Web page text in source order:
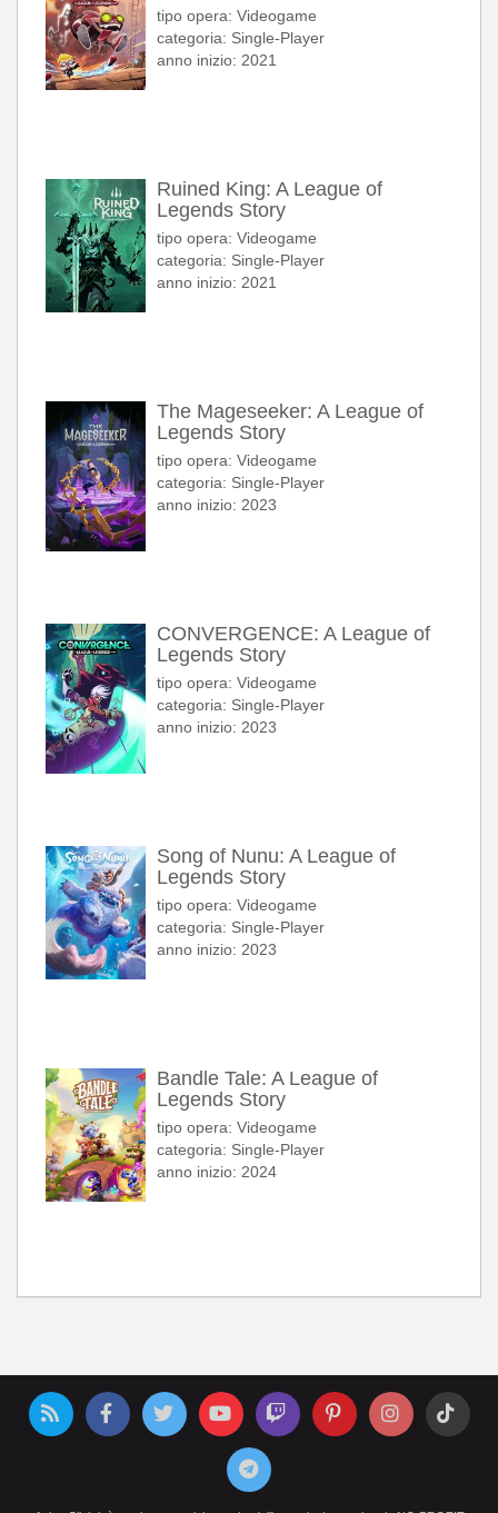
tipo opera: Videogame
categoria: Single-Player
anno inizio: 2021
Ruined King: A League of
Legends Story
tipo opera: Videogame
categoria: Single-Player
anno inizio: 2021
The Mageseeker: A League of
Legends Story
tipo opera: Videogame
categoria: Single-Player
anno inizio: 2023
CONVERGENCE: A League of
Legends Story
tipo opera: Videogame
categoria: Single-Player
anno inizio: 2023
Song of Nunu: A League of
Legends Story
tipo opera: Videogame
categoria: Single-Player
anno inizio: 2023
Bandle Tale: A League of
Legends Story
tipo opera: Videogame
categoria: Single-Player
anno inizio: 2024